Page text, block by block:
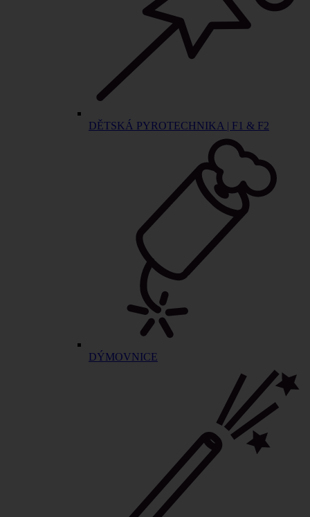
DĚTSKÁ PYROTECHNIKA | F1 & F2
DÝMOVNICE